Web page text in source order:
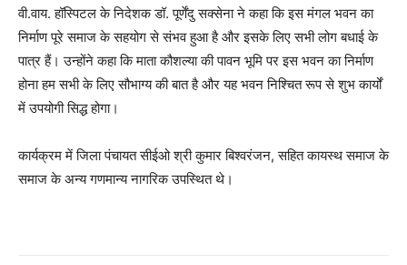
वी.वाय. हॉस्पिटल के निदेशक डॉ. पूर्णेंदु सक्सेना ने कहा कि इस मंगल भवन का
निर्माण पूरे समाज के सहयोग से संभव हुआ है और इसके लिए सभी लोग बधाई के
पात्र हैं। उन्होंने कहा कि माता कौशल्या की पावन भूमि पर इस भवन का निर्माण
होना हम सभी के लिए सौभाग्य की बात है और यह भवन निश्चित रूप से शुभ कार्यों
में उपयोगी सिद्ध होगा।
कार्यक्रम में जिला पंचायत सीईओ श्री कुमार बिश्वरंजन, सहित कायस्थ समाज के
समाज के अन्य गणमान्य नागरिक उपस्थित थे।